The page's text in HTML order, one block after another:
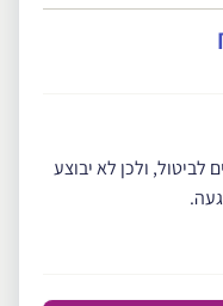
לביטול, ולכן לא יבוצע